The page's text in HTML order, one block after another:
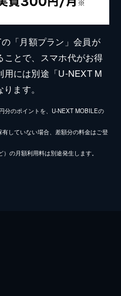
「月額プラン」会員が
とで、スマホ代がお得
用には別途「U-NEXT M
ます。
分のポイントを、U-NEXT MOBILEの
していない場合、差額分の料金はご登
の月額利用料は別途発生します。